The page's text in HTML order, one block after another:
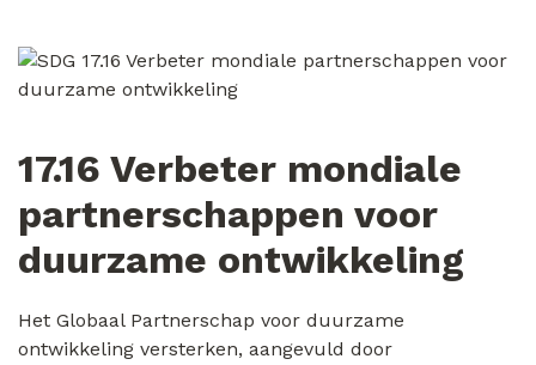
17.16 Verbeter mondiale
partnerschappen voor
duurzame ontwikkeling
Het Globaal Partnerschap voor duurzame
ontwikkeling versterken, aangevuld door